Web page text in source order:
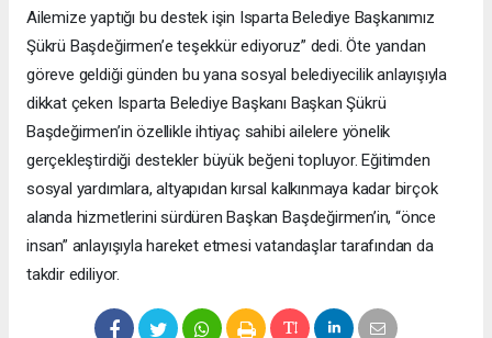
Ailemize yaptığı bu destek işin Isparta Belediye Başkanımız
Şükrü Başdeğirmen’e teşekkür ediyoruz” dedi. Öte yandan
göreve geldiği günden bu yana sosyal belediyecilik anlayışıyla
dikkat çeken Isparta Belediye Başkanı Başkan Şükrü
Başdeğirmen’in özellikle ihtiyaç sahibi ailelere yönelik
gerçekleştirdiği destekler büyük beğeni topluyor. Eğitimden
sosyal yardımlara, altyapıdan kırsal kalkınmaya kadar birçok
alanda hizmetlerini sürdüren Başkan Başdeğirmen’in, “önce
insan” anlayışıyla hareket etmesi vatandaşlar tarafından da
takdir ediliyor.